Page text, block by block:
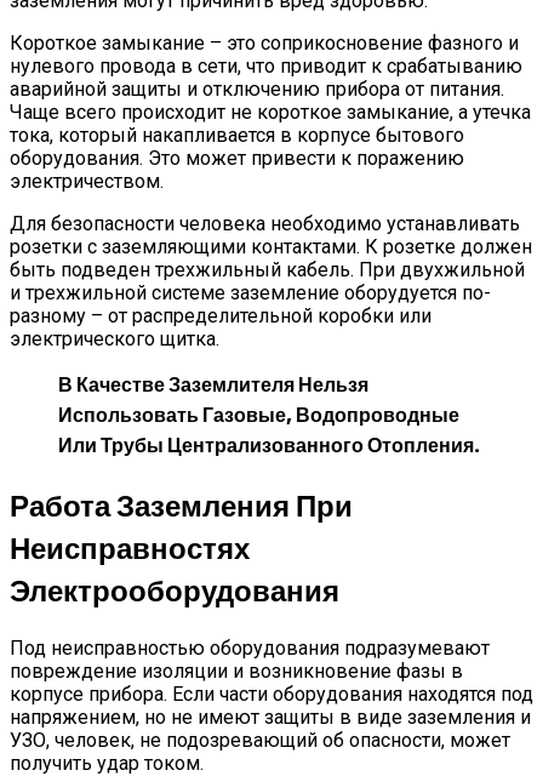
Короткое замыкание – это соприкосновение фазного и
нулевого провода в сети, что приводит к срабатыванию
аварийной защиты и отключению прибора от питания.
Чаще всего происходит не короткое замыкание, а утечка
тока, который накапливается в корпусе бытового
оборудования. Это может привести к поражению
электричеством.
Для безопасности человека необходимо устанавливать
розетки с заземляющими контактами. К розетке должен
быть подведен трехжильный кабель. При двухжильной
и трехжильной системе заземление оборудуется по-
разному – от распределительной коробки или
электрического щитка.
В Качестве Заземлителя Нельзя
Использовать Газовые, Водопроводные
Или Трубы Централизованного Отопления.
Работа Заземления При
Неисправностях
Электрооборудования
Под неисправностью оборудования подразумевают
повреждение изоляции и возникновение фазы в
корпусе прибора. Если части оборудования находятся под
напряжением, но не имеют защиты в виде заземления и
УЗО, человек, не подозревающий об опасности, может
получить удар током.